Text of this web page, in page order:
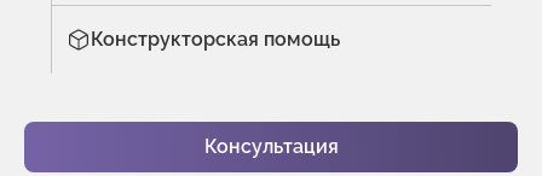
Конструкторская помощь
Консультация